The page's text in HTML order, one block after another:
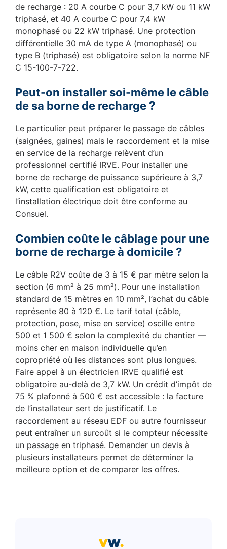
de recharge : 20 A courbe C pour 3,7 kW ou 11 kW
triphasé, et 40 A courbe C pour 7,4 kW
monophasé ou 22 kW triphasé. Une protection
différentielle 30 mA de type A (monophasé) ou
type B (triphasé) est obligatoire selon la norme NF
C 15-100-7-722.
Peut-on installer soi-même le câble
de sa borne de recharge ?
Le particulier peut préparer le passage de câbles
(saignées, gaines) mais le raccordement et la mise
en service de la recharge relèvent d’un
professionnel certifié IRVE. Pour installer une
borne de recharge de puissance supérieure à 3,7
kW, cette qualification est obligatoire et
l’installation électrique doit être conforme au
Consuel.
Combien coûte le câblage pour une
borne de recharge à domicile ?
Le câble R2V coûte de 3 à 15 € par mètre selon la
section (6 mm² à 25 mm²). Pour une installation
standard de 15 mètres en 10 mm², l’achat du câble
représente 80 à 120 €. Le tarif total (câble,
protection, pose, mise en service) oscille entre
500 et 1 500 € selon la complexité du chantier —
moins cher en maison individuelle qu’en
copropriété où les distances sont plus longues.
Faire appel à un électricien IRVE qualifié est
obligatoire au-delà de 3,7 kW. Un crédit d’impôt de
75 % plafonné à 500 € est accessible : la facture
de l’installateur sert de justificatif. Le
raccordement au réseau EDF ou autre fournisseur
peut entraîner un surcoût si le compteur nécessite
un passage en triphasé. Demander un devis à
plusieurs installateurs permet de déterminer la
meilleure option et de comparer les offres.